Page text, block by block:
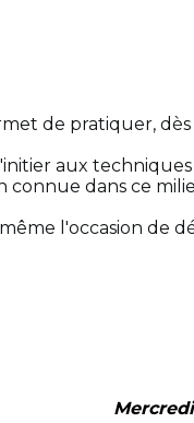
de pratiquer,
aux
connue dans ce
l'occasion de
Mercredi